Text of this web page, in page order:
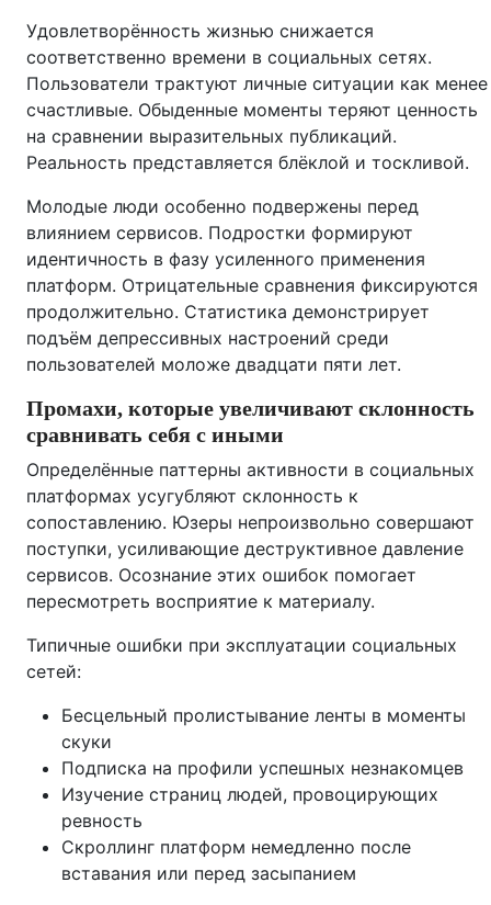
Удовлетворённость жизнью снижается
соответственно времени в социальных сетях.
Пользователи трактуют личные ситуации как менее
счастливые. Обыденные моменты теряют ценность
на сравнении выразительных публикаций.
Реальность представляется блёклой и тоскливой.
Молодые люди особенно подвержены перед
влиянием сервисов. Подростки формируют
идентичность в фазу усиленного применения
платформ. Отрицательные сравнения фиксируются
продолжительно. Статистика демонстрирует
подъём депрессивных настроений среди
пользователей моложе двадцати пяти лет.
Промахи, которые увеличивают склонность
сравнивать себя с иными
Определённые паттерны активности в социальных
платформах усугубляют склонность к
сопоставлению. Юзеры непроизвольно совершают
поступки, усиливающие деструктивное давление
сервисов. Осознание этих ошибок помогает
пересмотреть восприятие к материалу.
Типичные ошибки при эксплуатации социальных
сетей:
Бесцельный пролистывание ленты в моменты
скуки
Подписка на профили успешных незнакомцев
Изучение страниц людей, провоцирующих
ревность
Скроллинг платформ немедленно после
вставания или перед засыпанием